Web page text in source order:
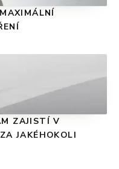
ZAJISTÍ V
JAKÉHOKOLI